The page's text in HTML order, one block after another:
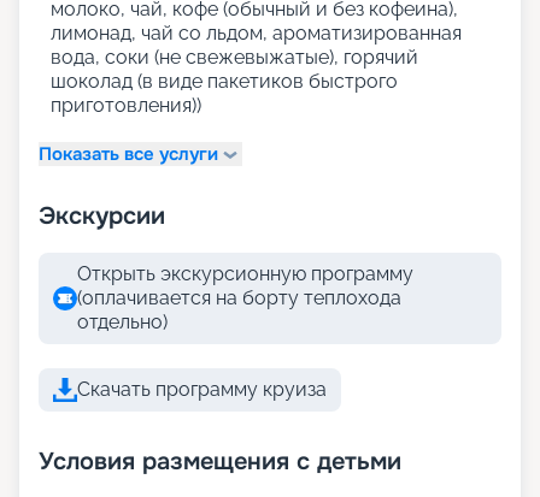
молоко, чай, кофе (обычный и без кофеина),
лимонад, чай со льдом, ароматизированная
вода, соки (не свежевыжатые), горячий
шоколад (в виде пакетиков быстрого
приготовления))
Показать все услуги
Экскурсии
Открыть экскурсионную программу
(оплачивается на борту теплохода
отдельно)
Скачать программу круиза
Условия размещения с детьми